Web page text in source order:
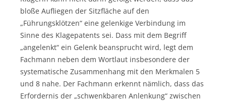
bloße Aufliegen der Sitzfläche auf den
„Führungsklötzen“ eine gelenkige Verbindung im
Sinne des Klagepatents sei. Dass mit dem Begriff
„angelenkt“ ein Gelenk beansprucht wird, legt dem
Fachmann neben dem Wortlaut insbesondere der
systematische Zusammenhang mit den Merkmalen 5
und 8 nahe. Der Fachmann erkennt nämlich, dass das
Erfordernis der „schwenkbaren Anlenkung“ zwischen